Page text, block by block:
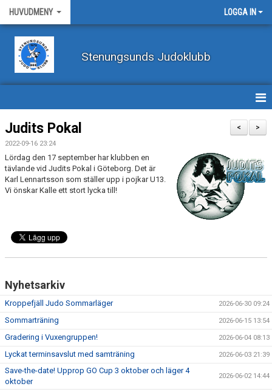
HUVUDMENY LOGGA IN
Stenungsunds Judoklubb
HEM
FÖRBUNDSNYHETER
BILDER
>
<
Judits Pokal
2022-09-16 23:24
Lördag den 17 september har klubben en
tävlande vid Judits Pokal i Göteborg. Det är
Karl Lennartsson som ställer upp i pojkar U13.
Vi önskar Kalle ett stort lycka till!
Nyhetsarkiv
Kroppefjäll Judo Sommarläger 2026-06-30 09:24
Sommarträning 2026-06-15 13:54
Gradering i Vuxengruppen! 2026-06-04 08:13
Lyckat terminsavslut med samträning 2026-06-03 21:39
Save-the-date! Upprop GO Cup 3 oktober och läger 4
oktober
2026-06-02 14:44